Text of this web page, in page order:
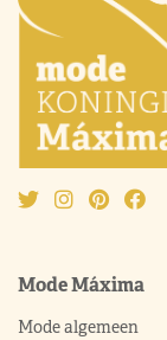
Mode Máxima
Mode algemeen